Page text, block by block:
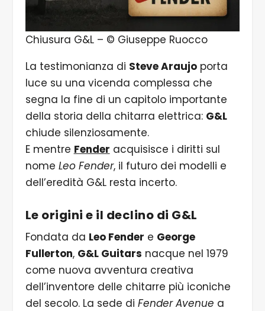
Chiusura G&L – © Giuseppe Ruocco
La testimonianza di Steve Araujoporta
luce su una vicenda complessa che
segna la fine di un capitolo importante
della storia della chitarra elettrica: G&L
chiude silenziosamente.
E mentre Fender acquisisce i diritti sul
nome Leo Fender, il futuro dei modelli e
dell’eredità G&L resta incerto.
Le origini e il declino di G&L
Fondata da Leo Fender e George
Fullerton, G&L Guitars nacque nel 1979
come nuova avventura creativa
dell’inventore delle chitarre più iconiche
del secolo. La sede di Fender Avenue a